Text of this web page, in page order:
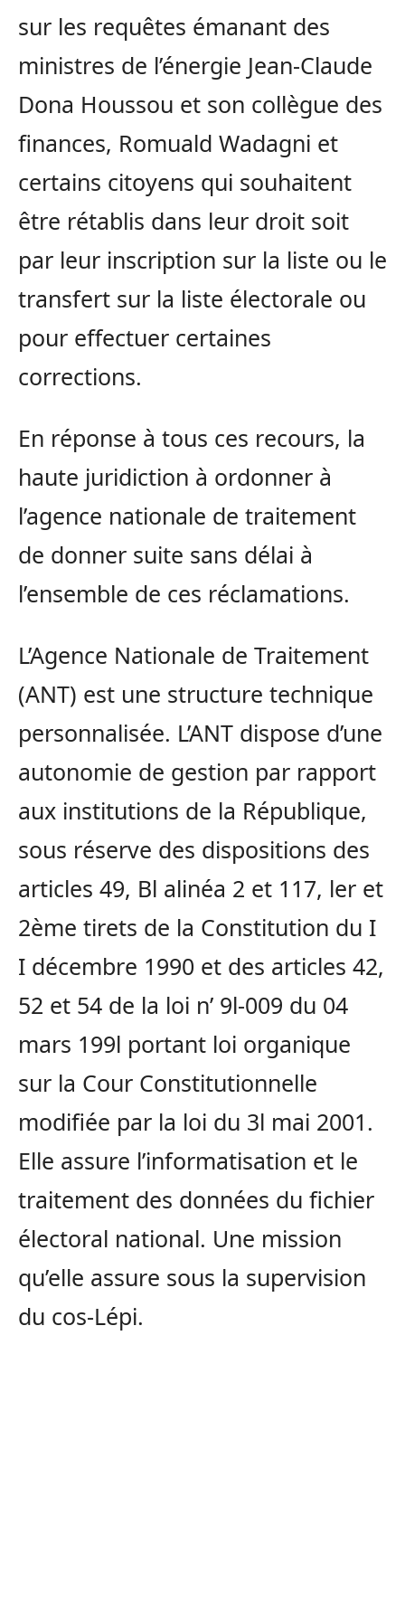
sur les requêtes émanant des
ministres de l’énergie Jean-Claude
Dona Houssou et son collègue des
finances, Romuald Wadagni et
certains citoyens qui souhaitent
être rétablis dans leur droit soit
par leur inscription sur la liste ou le
transfert sur la liste électorale ou
pour effectuer certaines
corrections.
En réponse à tous ces recours, la
haute juridiction à ordonner à
l’agence nationale de traitement
de donner suite sans délai à
l’ensemble de ces réclamations.
L’Agence Nationale de Traitement
(ANT) est une structure technique
personnalisée. L’ANT dispose d’une
autonomie de gestion par rapport
aux institutions de la République,
sous réserve des dispositions des
articles 49, Bl alinéa 2 et 117, ler et
2ème tirets de la Constitution du I
I décembre 1990 et des articles 42,
52 et 54 de la loi n’ 9l-009 du 04
mars 199l portant loi organique
sur la Cour Constitutionnelle
modifiée par la loi du 3l mai 2001.
Elle assure l’informatisation et le
traitement des données du fichier
électoral national. Une mission
qu’elle assure sous la supervision
du cos-Lépi.